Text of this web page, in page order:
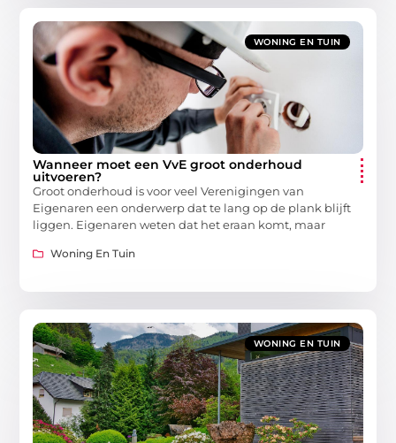
WONING EN TUIN
Wanneer moet een VvE groot onderhoud
uitvoeren?
Groot onderhoud is voor veel Verenigingen van
Eigenaren een onderwerp dat te lang op de plank blijft
liggen. Eigenaren weten dat het eraan komt, maar
Woning En Tuin
WONING EN TUIN